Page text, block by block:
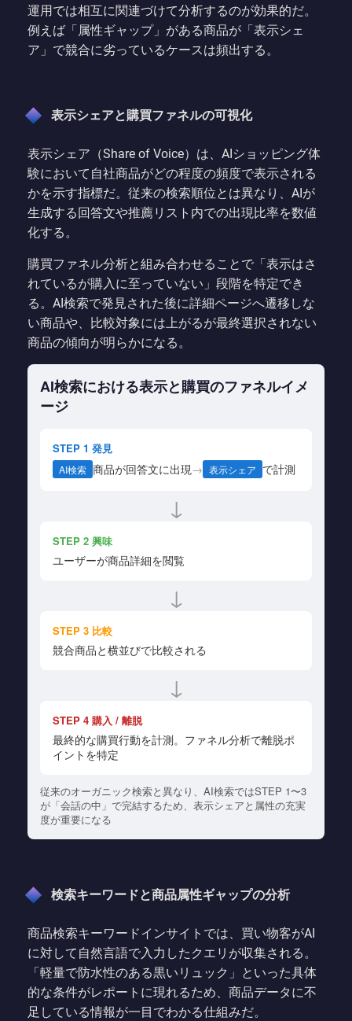
運用では相互に関連づけて分析するのが効果的だ。
例えば「属性ギャップ」がある商品が「表示シェ
ア」で競合に劣っているケースは頻出する。
表示シェアと購買ファネルの可視化
表示シェア（Share of Voice）は、AIショッピング体
験において自社商品がどの程度の頻度で表示される
かを示す指標だ。従来の検索順位とは異なり、AIが
生成する回答文や推薦リスト内での出現比率を数値
化する。
購買ファネル分析と組み合わせることで「表示はさ
れているが購入に至っていない」段階を特定でき
る。AI検索で発見された後に詳細ページへ遷移しな
い商品や、比較対象には上がるが最終選択されない
商品の傾向が明らかになる。
AI検索における表示と購買のファネルイメ
ージ
STEP 1 発見
AI検索 商品が回答文に出現 → 表示シェア で計測
↓
STEP 2 興味
ユーザーが商品詳細を閲覧
↓
STEP 3 比較
競合商品と横並びで比較される
↓
STEP 4 購入 / 離脱
最終的な購買行動を計測。ファネル分析で離脱ポ
イントを特定
従来のオーガニック検索と異なり、AI検索ではSTEP 1〜3
が「会話の中」で完結するため、表示シェアと属性の充実
度が重要になる
検索キーワードと商品属性ギャップの分析
商品検索キーワードインサイトでは、買い物客がAI
に対して自然言語で入力したクエリが収集される。
「軽量で防水性のある黒いリュック」といった具体
的な条件がレポートに現れるため、商品データに不
足している情報が一目でわかる仕組みだ。